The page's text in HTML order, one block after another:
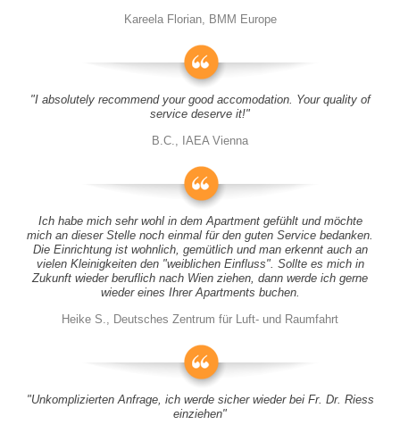
Kareela Florian, BMM Europe
"I absolutely recommend your good accomodation. Your quality of
service deserve it!"
B.C., IAEA Vienna
Ich habe mich sehr wohl in dem Apartment gefühlt und möchte
mich an dieser Stelle noch einmal für den guten Service bedanken.
Die Einrichtung ist wohnlich, gemütlich und man erkennt auch an
vielen Kleinigkeiten den "weiblichen Einfluss". Sollte es mich in
Zukunft wieder beruflich nach Wien ziehen, dann werde ich gerne
wieder eines Ihrer Apartments buchen.
Heike S., Deutsches Zentrum für Luft- und Raumfahrt
"Unkomplizierten Anfrage, ich werde sicher wieder bei Fr. Dr. Riess
einziehen"